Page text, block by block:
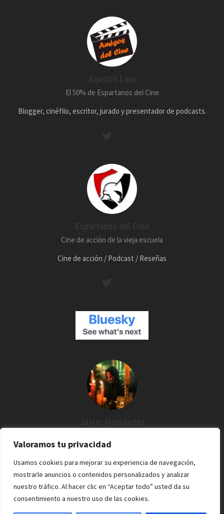
Valoramos tu privacidad
Usamos cookies para mejorar su experiencia de navegación,
mostrarle anuncios o contenidos personalizados y analizar
nuestro tráfico. Al hacer clic en “Aceptar todo” usted da su
consentimiento a nuestro uso de las cookies.
El 50% de Espartanos del Cine
Blogger, cinéfilo, escritor, jurado y presentador de podcasts.
Cine de acción de la vieja escuela
Cine de acción / Podcast / Reseñas
entonces estoy por aquí. Cine / Rock /Pixel.